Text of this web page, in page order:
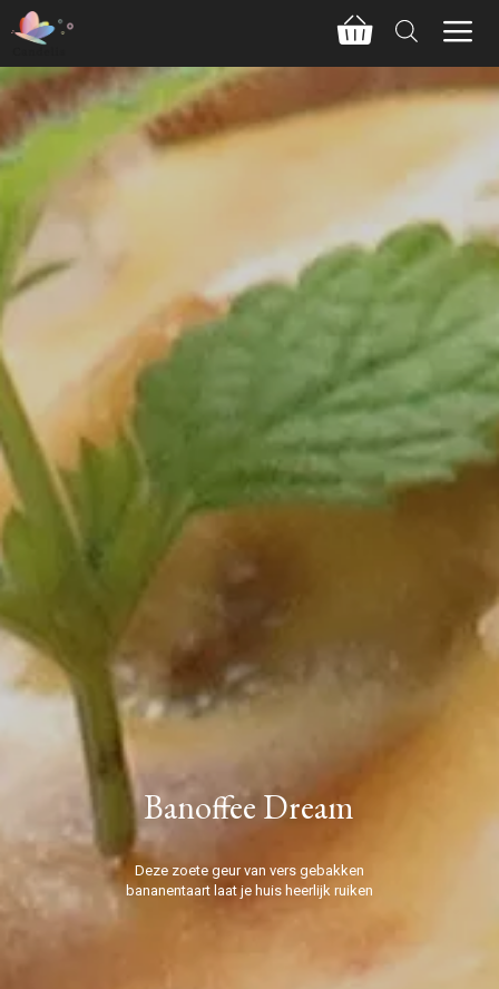
Banoffee Dream
Deze zoete geur van vers gebakken
bananentaart laat je huis heerlijk ruiken